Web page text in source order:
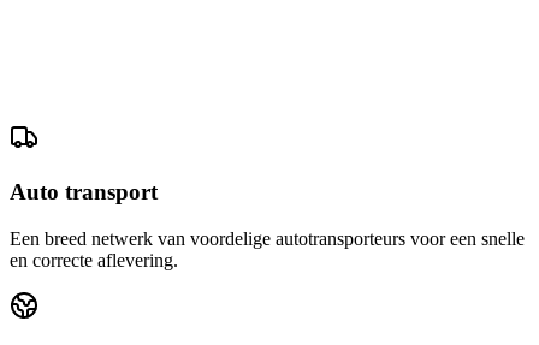
Auto transport
Een breed netwerk van voordelige autotransporteurs voor een snelle
en correcte aflevering.